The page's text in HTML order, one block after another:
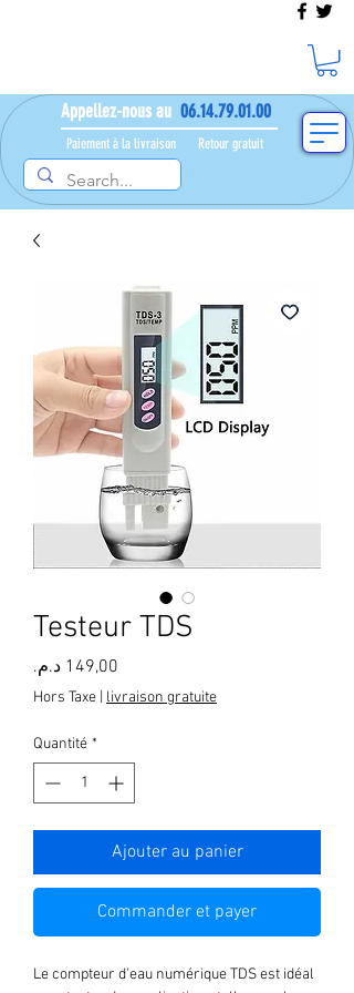
Appellez-nous au 06.14.79.01.00
Paiement à la livraison​ ​ Retour gratuit
Testeur TDS
Hors Taxe livraison gratuite
Quantité *
Ajouter au panier
Commander et payer
Le compteur d'eau numérique TDS est idéal